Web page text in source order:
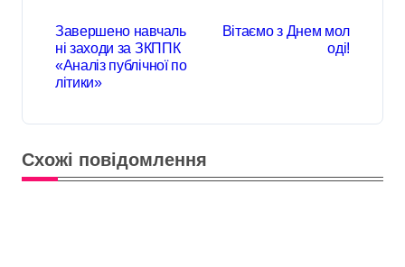
Завершено навчаль
ні заходи за ЗКППК
«Аналіз публічної по
літики»
Вітаємо з Днем мол
оді!
Схожі повідомлення